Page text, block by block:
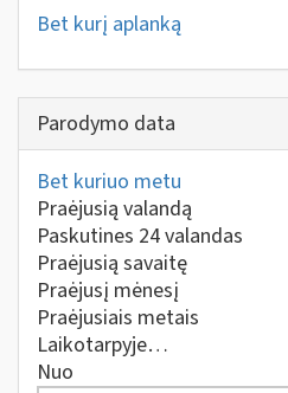
Bet kurį aplanką
Parodymo data
Bet kuriuo metu
Praėjusią valandą
Paskutines 24 valandas
Praėjusią savaitę
Praėjusį mėnesį
Praėjusiais metais
Laikotarpyje…
Nuo